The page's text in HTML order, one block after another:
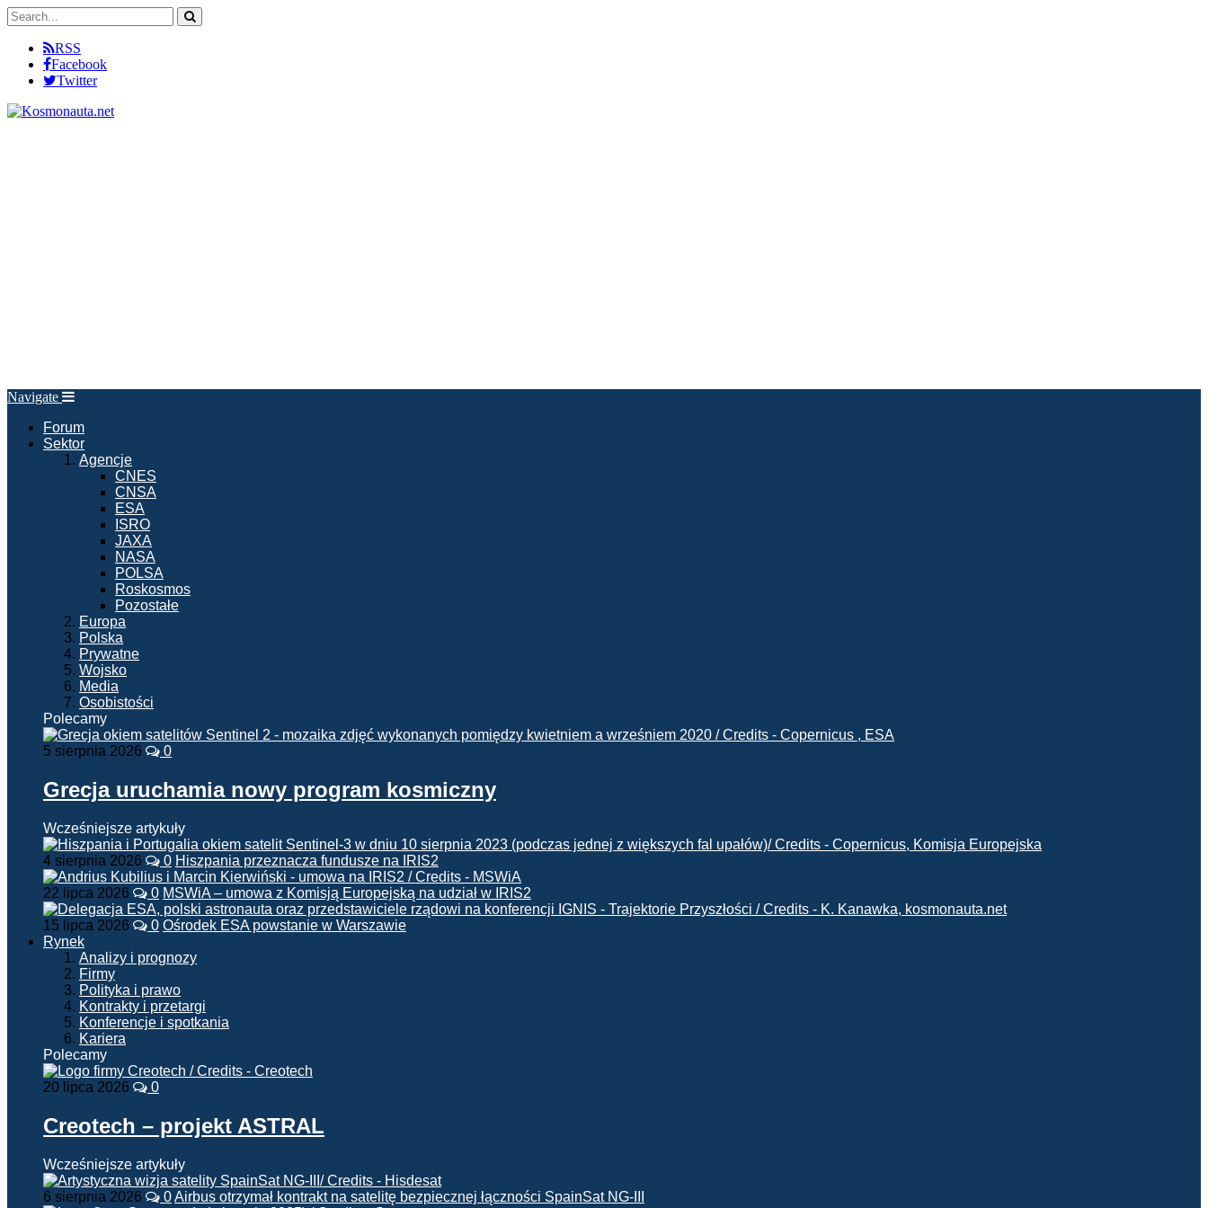
RSS
Facebook
Twitter
Navigate
Forum
Sektor
Agencje
CNES
CNSA
ESA
ISRO
JAXA
NASA
POLSA
Roskosmos
Pozostałe
Europa
Polska
Prywatne
Wojsko
Media
Osobistości
Polecamy
5 sierpnia 2026 0
Grecja uruchamia nowy program kosmiczny
Wcześniejsze artykuły
4 sierpnia 2026 0 Hiszpania przeznacza fundusze na IRIS2
22 lipca 2026 0 MSWiA – umowa z Komisją Europejską na udział w IRIS2
15 lipca 2026 0 Ośrodek ESA powstanie w Warszawie
Rynek
Analizy i prognozy
Firmy
Polityka i prawo
Kontrakty i przetargi
Konferencje i spotkania
Kariera
Polecamy
20 lipca 2026 0
Creotech – projekt ASTRAL
Wcześniejsze artykuły
6 sierpnia 2026 0Airbus otrzymał kontrakt na satelitę bezpiecznej łączności SpainSat NG-III